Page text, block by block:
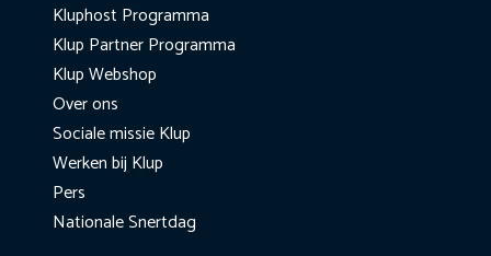
Kluphost Programma
Klup Partner Programma
Klup Webshop
Over ons
Sociale missie Klup
Werken bij Klup
Pers
Nationale Snertdag